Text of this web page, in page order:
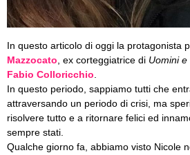
In questo articolo di oggi la protagonista
Mazzocato , ex corteggiatrice di Uomini e
Fabio Colloricchio
In questo periodo, sappiamo tutti che
attraversando un periodo di crisi, ma
risolvere tutto e a ritornare felici ed
sempre stati.
Qualche giorno fa, abbiamo visto Nicole